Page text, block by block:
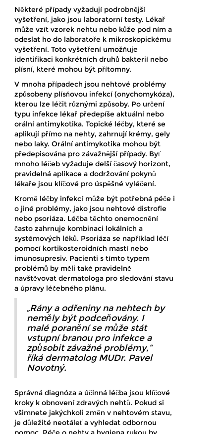
Některé případy vyžadují podrobnější
vyšetření, jako jsou laboratorní testy. Lékař
může vzít vzorek nehtu nebo kůže pod ním a
odeslat ho do laboratoře k mikroskopickému
vyšetření. Toto vyšetření umožňuje
identifikaci konkrétních druhů bakterií nebo
plísní, které mohou být přítomny.
V mnoha případech jsou nehtové problémy
způsobeny plísňovou infekcí (onychomykóza),
kterou lze léčit různými způsoby. Po určení
typu infekce lékař předepíše aktuální nebo
orální antimykotika. Topické léčby, které se
aplikují přímo na nehty, zahrnují krémy, gely
nebo laky. Orální antimykotika mohou být
předepisována pro závažnější případy. Byť
mnoho léčeb vyžaduje delší časový horizont,
pravidelná aplikace a dodržování pokynů
lékaře jsou klíčové pro úspěšné vyléčení.
Kromě léčby infekcí může být potřebná péče i
o jiné problémy, jako jsou nehtové distrofie
nebo psoriáza. Léčba těchto onemocnění
často zahrnuje kombinaci lokálních a
systémových léků. Psoriáza se například léčí
pomocí kortikosteroidních mastí nebo
imunosupresiv. Pacienti s tímto typem
problémů by měli také pravidelně
navštěvovat dermatologa pro sledování stavu
a úpravy léčebného plánu.
„Rány a odřeniny na nehtech by
neměly být podceňovány. I
malé poranění se může stát
vstupní branou pro infekce a
způsobit závažné problémy,“
říká dermatolog MUDr. Pavel
Novotný.
Správná diagnóza a účinná léčba jsou klíčové
kroky k obnovení zdravých nehtů. Pokud si
všimnete jakýchkoli změn v nehtovém stavu,
je důležité neotáleť a vyhledat odbornou